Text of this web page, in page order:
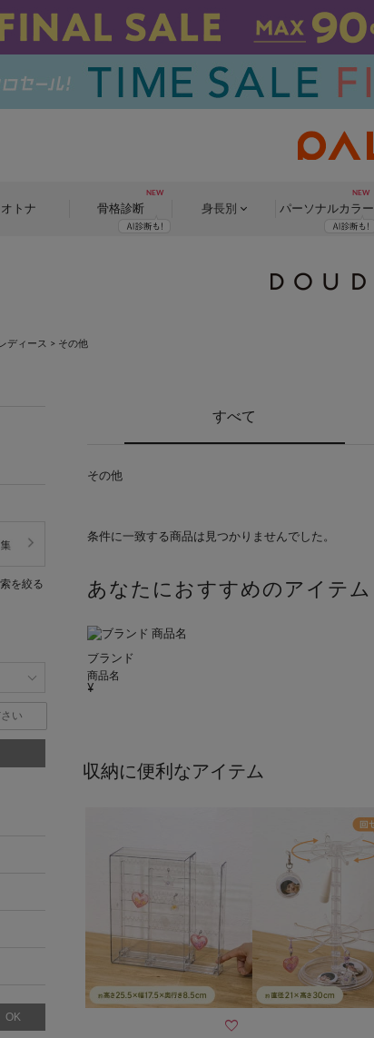
オトナ 骨格診断 身長別 パーソナルカラー
レディース > その他
すべて
その他
条件に一致する商品は見つかりませんでした。
あなたにおすすめのアイテム
ブランド
商品名
収納に便利なアイテム

を絞る
OK